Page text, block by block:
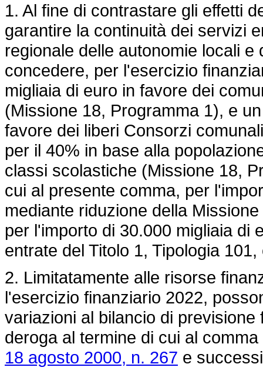
1. Al fine di contrastare gli effetti
garantire la continuità dei servizi
regionale delle autonomie locali
concedere, per l'esercizio
migliaia di euro in favore dei
(Missione 18, Programma 1), e
favore dei liberi Consorzi
per il 40% in base alla
classi scolastiche (Missione 18,
cui al presente comma, per
mediante riduzione della
per l'importo di 30.000 migliaia di
entrate del Titolo 1, Tipologia
2. Limitatamente alle risorse
l'esercizio finanziario 2022,
variazioni al bilancio di
deroga al termine di cui al
18 agosto 2000, n. 267 e